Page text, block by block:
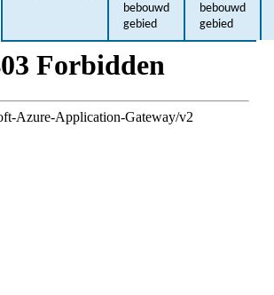
bebouwd
gebied
bebouwd
gebied